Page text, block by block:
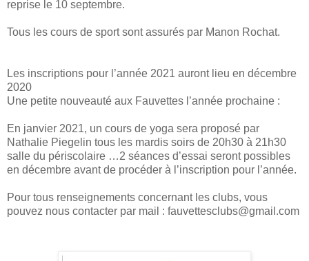
reprise le 10 septembre.
Tous les cours de sport sont assurés par Manon Rochat.
Les inscriptions pour l’année 2021 auront lieu en décembre
2020
Une petite nouveauté aux Fauvettes l’année prochaine :
En janvier 2021, un cours de yoga sera proposé par
Nathalie Piegelin tous les mardis soirs de 20h30 à 21h30
salle du périscolaire …2 séances d’essai seront possibles
en décembre avant de procéder à l’inscription pour l’année.
Pour tous renseignements concernant les clubs, vous
pouvez nous contacter par mail : fauvettesclubs@gmail.com